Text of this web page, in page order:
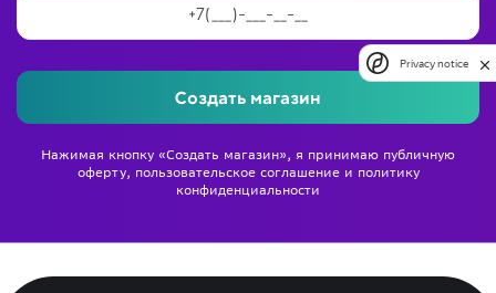
Создать магазин
Нажимая кнопку «Создать магазин», я принимаю публичную
оферту, пользовательское соглашениеи политику
конфиденциальности
Privacy notice